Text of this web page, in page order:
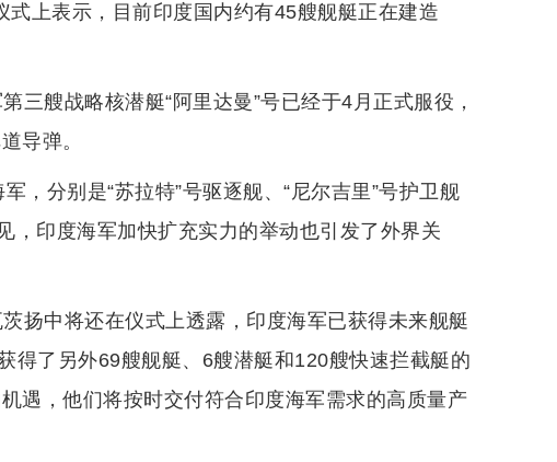
上表示，目前印度国内约有45艘舰艇正在建造
三艘战略核潜艇“阿里达曼”号已经于4月正式服役，
导弹。
，分别是“苏拉特”号驱逐舰、“尼尔吉里”号护卫舰
，印度海军加快扩充实力的举动也引发了外界关
扬中将还在仪式上透露，印度海军已获得未来舰艇
得了另外69艘舰艇、6艘潜艇和120艘快速拦截艇的
遇，他们将按时交付符合印度海军需求的高质量产